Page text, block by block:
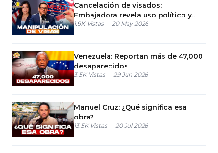
Cancelación de visados:
Embajadora revela uso político y
manipulación de visas
1.9K Vistas 20 May 2026
Venezuela: Reportan más de 47,000
desaparecidos
3.5K Vistas 29 Jun 2026
Manuel Cruz: ¿Qué significa esa
obra?
13.5K Vistas 20 Jul 2026